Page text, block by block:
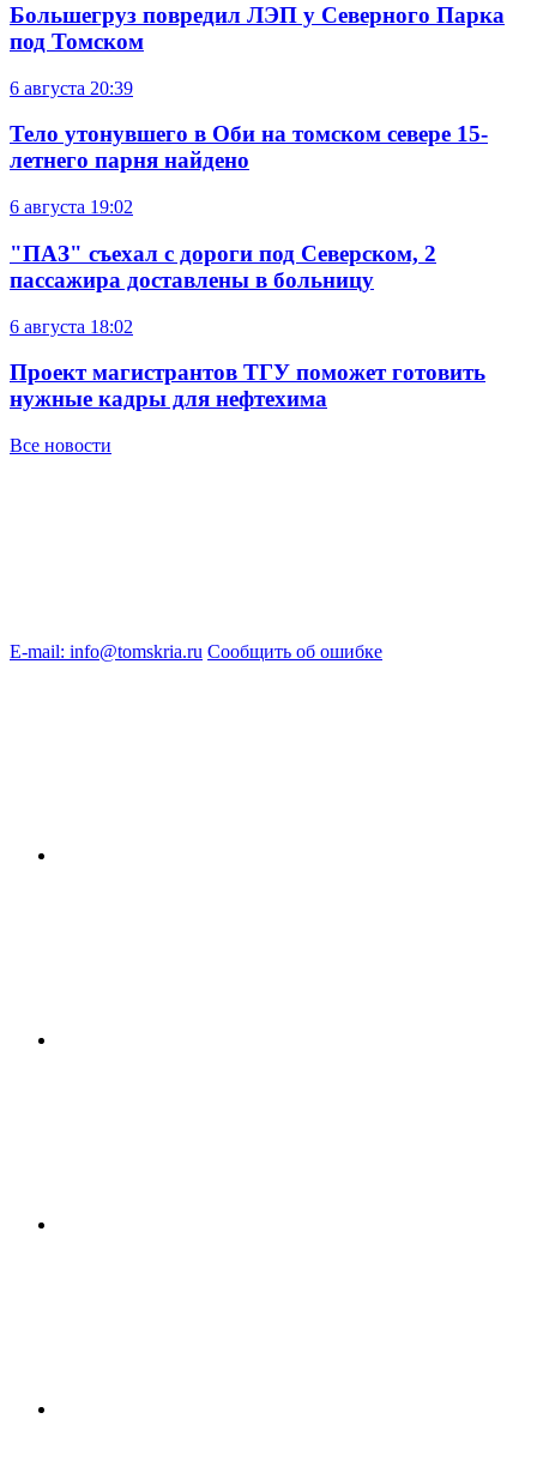
Большегруз повредил ЛЭП у Северного Парка
под Томском
6 августа 20:39
Тело утонувшего в Оби на томском севере 15-
летнего парня найдено
6 августа 19:02
"ПАЗ" съехал с дороги под Северском, 2
пассажира доставлены в больницу
6 августа 18:02
Проект магистрантов ТГУ поможет готовить
нужные кадры для нефтехима
Все новости
E-mail: info@tomskria.ru Сообщить об ошибке